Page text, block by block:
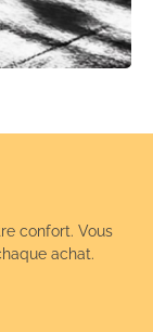
confort. Vous
achat.